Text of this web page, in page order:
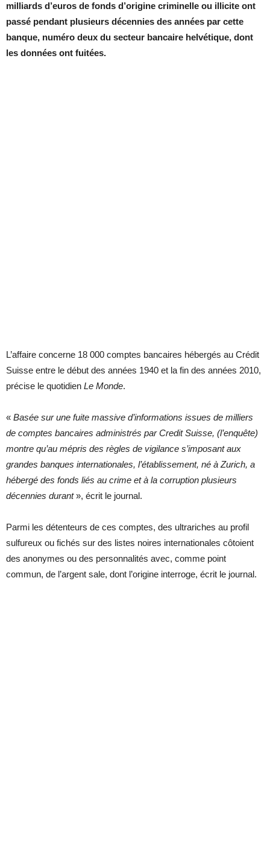
milliards d’euros de fonds d’origine criminelle ou illicite ont
passé pendant plusieurs décennies des années par cette
banque, numéro deux du secteur bancaire helvétique, dont
les données ont fuitées.
L’affaire concerne 18 000 comptes bancaires hébergés au Crédit
Suisse entre le début des années 1940 et la fin des années 2010,
précise le quotidien Le Monde.
« Basée sur une fuite massive d’informations issues de milliers
de comptes bancaires administrés par Credit Suisse, (l’enquête)
montre qu’au mépris des règles de vigilance s’imposant aux
grandes banques internationales, l’établissement, né à Zurich, a
hébergé des fonds liés au crime et à la corruption plusieurs
décennies durant», écrit le journal.
Parmi les détenteurs de ces comptes, des ultrariches au profil
sulfureux ou fichés sur des listes noires internationales côtoient
des anonymes ou des personnalités avec, comme point
commun, de l’argent sale, dont l’origine interroge, écrit le journal.